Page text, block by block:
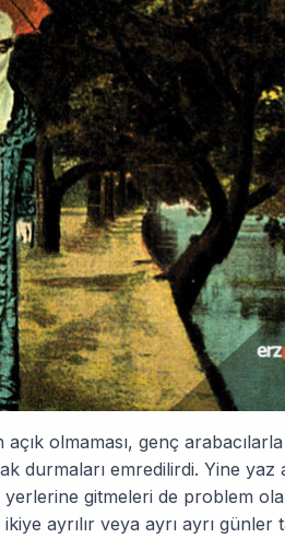
olmaması, genç
durmaları emredilirdi. Yine yaz
yerlerine gitmeleri de problem
ayrılır veya ayrı ayrı günler